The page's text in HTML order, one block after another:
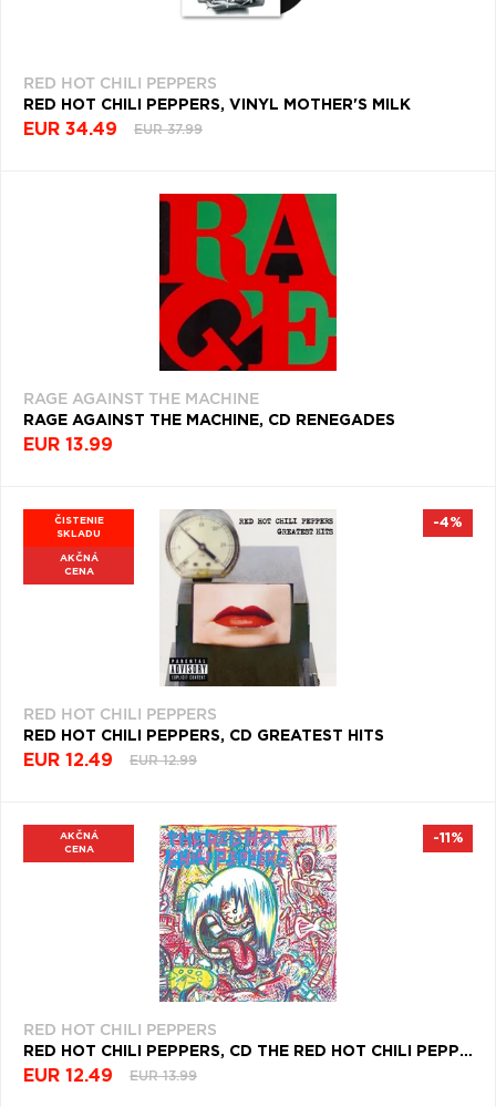
RED HOT CHILI PEPPERS
RED HOT CHILI PEPPERS, VINYL MOTHER'S MILK
EUR 34.49 EUR 37.99
RAGE AGAINST THE MACHINE
RAGE AGAINST THE MACHINE, CD RENEGADES
EUR 13.99
ČISTENIE
SKLADU
AKČNÁ
CENA
RED HOT CHILI PEPPERS
RED HOT CHILI PEPPERS, CD GREATEST HITS
EUR 12.49 EUR 12.99
-4%
AKČNÁ
CENA
RED HOT CHILI PEPPERS
RED HOT CHILI PEPPERS, CD THE RED HOT CHILI PEPPERS
EUR 12.49 EUR 13.99
-11%